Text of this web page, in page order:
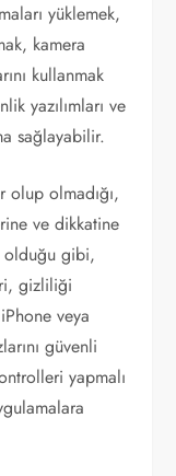
yüklemek,
kamera
kullanmak
yazılımları ve
sağlayabilir.
olup olmadığı,
ve dikkatine
olduğu gibi,
gizliliği
veya
güvenli
yapmalı